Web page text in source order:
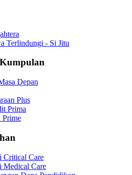
Terlindungi - Si Jitu
Depan
Plus
Prima
Prime
Critical Care
Medical Care